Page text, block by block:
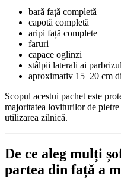
bară față completă
capotă completă
aripi față complete
faruri
capace oglinzi
stâlpii laterali ai
aproximativ 15–20 cm
Scopul acestui pachet este
majoritatea loviturilor de
utilizarea zilnică.
De ce aleg mulți
partea din față a